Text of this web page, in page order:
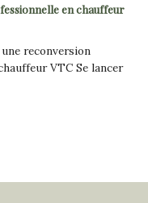
en chauffeur
reconversion
VTC Se lancer